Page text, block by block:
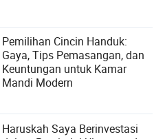
Pemilihan Cincin Handuk:
Gaya, Tips Pemasangan, dan
Keuntungan untuk Kamar
Mandi Modern
Haruskah Saya Berinvestasi